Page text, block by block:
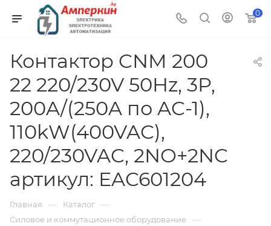
0
Контактор CNM 200
22 220/230V 50Hz, 3P,
200A/(250A по AC-1),
110kW(400VAC),
220/230VAC, 2NO+2NC
артикул: EAC601204
Главная — Каталог —
Силовое и коммутационное оборудование —